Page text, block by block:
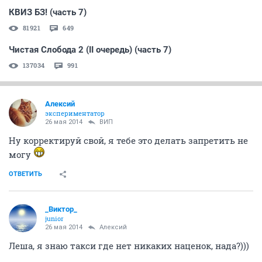
КВИЗ БЗ! (часть 7)
81921 649
Чистая Слобода 2 (II очередь) (часть 7)
137034 991
Алексий
экспериментатор
26 мая 2014 ВИП
Ну корректируй свой, я тебе это делать запретить не
могу
ОТВЕТИТЬ
_Виктор_
juniоr
26 мая 2014 Алексий
Леша, я знаю такси где нет никаких наценок, нада?)))